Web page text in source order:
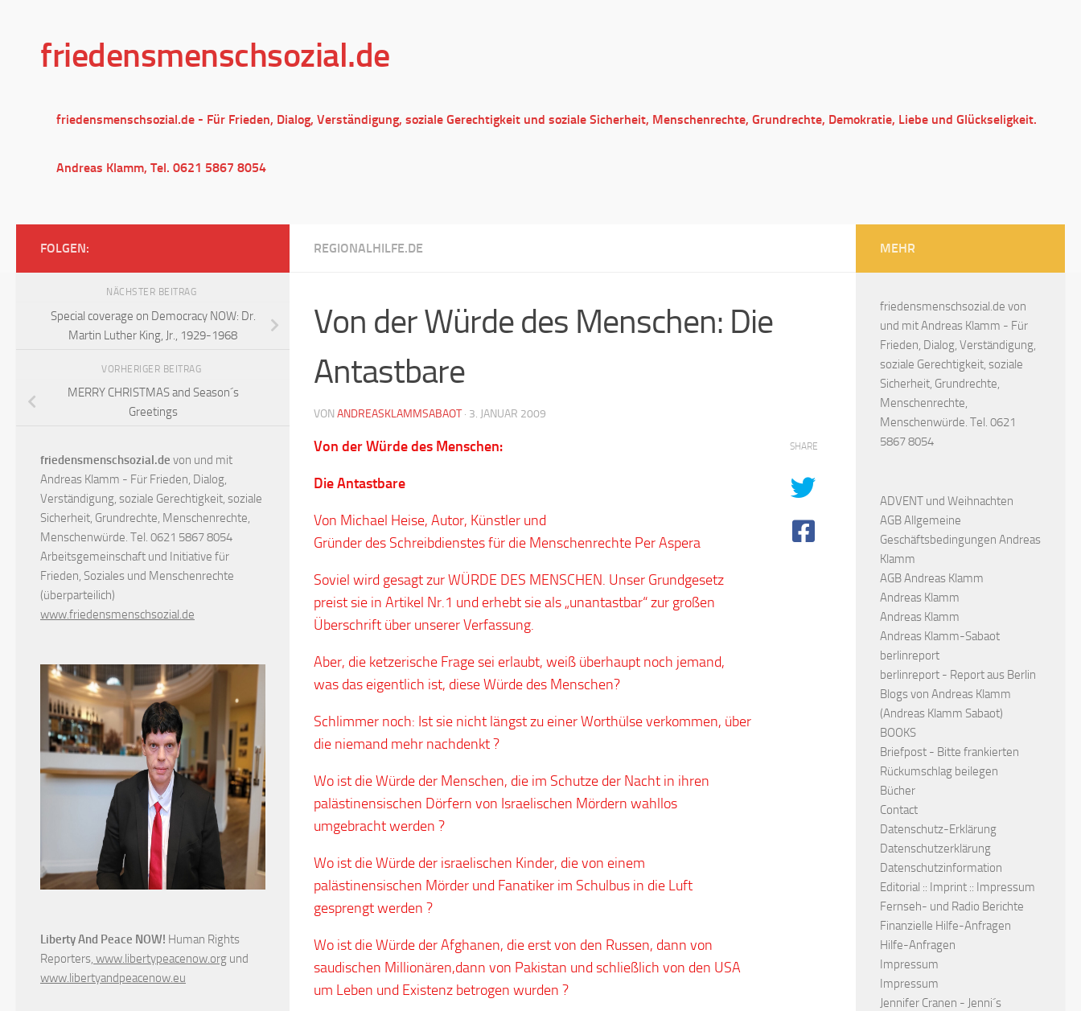
friedensmenschsozial.de
friedensmenschsozial.de - Für Frieden, Dialog, Verständigung, soziale Gerechtigkeit und soziale Sicherheit, Menschenrechte, Grundrechte, Demokratie, Liebe und Glückseligkeit.
Andreas Klamm, Tel. 0621 5867 8054
REGIONALHILFE.DE
Von der Würde des Menschen: Die
Antastbare
VON ANDREASKLAMMSABAOT · 3. JANUAR 2009
Von der Würde des Menschen:
Die Antastbare
Von Michael Heise, Autor, Künstler und
Gründer des Schreibdienstes für die Menschenrechte Per Aspera
Soviel wird gesagt zur WÜRDE DES MENSCHEN. Unser Grundgesetz
preist sie in Artikel Nr.1 und erhebt sie als „unantastbar“ zur großen
Überschrift über unserer Verfassung.
Aber, die ketzerische Frage sei erlaubt, weiß überhaupt noch jemand,
was das eigentlich ist, diese Würde des Menschen?
Schlimmer noch: Ist sie nicht längst zu einer Worthülse verkommen, über
die niemand mehr nachdenkt ?
Wo ist die Würde der Menschen, die im Schutze der Nacht in ihren
palästinensischen Dörfern von Israelischen Mördern wahllos
umgebracht werden ?
Wo ist die Würde der israelischen Kinder, die von einem
palästinensischen Mörder und Fanatiker im Schulbus in die Luft
gesprengt werden ?
Wo ist die Würde der Afghanen, die erst von den Russen, dann von
saudischen Millionären,dann von Pakistan und schließlich von den USA
um Leben und Existenz betrogen wurden ?
SHARE
FOLGEN:
NÄCHSTER BEITRAG
Special coverage on Democracy NOW: Dr.
Martin Luther King, Jr., 1929-1968
VORHERIGER BEITRAG
MERRY CHRISTMAS and Season´s
Greetings
friedensmenschsozial.de von und mit
Andreas Klamm - Für Frieden, Dialog,
Verständigung, soziale Gerechtigkeit, soziale
Sicherheit, Grundrechte, Menschenrechte,
Menschenwürde. Tel. 0621 5867 8054
Arbeitsgemeinschaft und Initiative für
Frieden, Soziales und Menschenrechte
(überparteilich)
www.friedensmenschsozial.de
Liberty And Peace NOW! Human Rights
Reporters, www.libertypeacenow.org und
www.libertyandpeacenow.eu
MEHR
friedensmenschsozial.de von
und mit Andreas Klamm - Für
Frieden, Dialog, Verständigung,
soziale Gerechtigkeit, soziale
Sicherheit, Grundrechte,
Menschenrechte,
Menschenwürde. Tel. 0621
5867 8054
ADVENT und Weihnachten
AGB Allgemeine
Geschäftsbedingungen Andreas
Klamm
AGB Andreas Klamm
Andreas Klamm
Andreas Klamm
Andreas Klamm-Sabaot
berlinreport
berlinreport - Report aus Berlin
Blogs von Andreas Klamm
(Andreas Klamm Sabaot)
BOOKS
Briefpost - Bitte frankierten
Rückumschlag beilegen
Bücher
Contact
Datenschutz-Erklärung
Datenschutzerklärung
Datenschutzinformation
Editorial :: Imprint :: Impressum
Fernseh- und Radio Berichte
Finanzielle Hilfe-Anfragen
Hilfe-Anfragen
Impressum
Impressum
Jennifer Cranen - Jenni´s